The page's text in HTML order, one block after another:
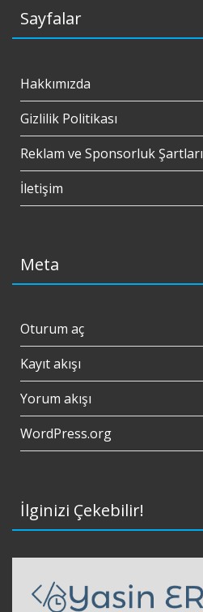
Sayfalar
Hakkımızda
Gizlilik Politikası
Reklam ve Sponsorluk Şartları
İletişim
Meta
Oturum aç
Kayıt akışı
Yorum akışı
WordPress.org
İlginizi Çekebilir!